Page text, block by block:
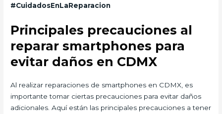
#CuidadosEnLaReparacion
Principales precauciones al
reparar smartphones para
evitar daños en CDMX
Al realizar reparaciones de smartphones en CDMX, es
importante tomar ciertas precauciones para evitar daños
adicionales. Aquí están las principales precauciones a tener